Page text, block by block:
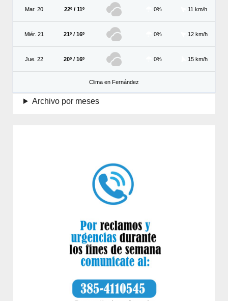
Mar. 20 22º / 11º 0% 11 km/h
Miér. 21 21º / 16º 0% 12 km/h
Jue. 22 20º / 16º 0% 15 km/h
Clima en Fernández
Archivo por meses